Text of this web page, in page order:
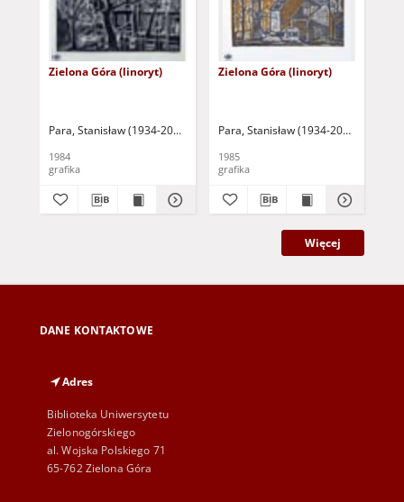
Zielona Góra (linoryt)
Para, Stanisław (1934-2010)
1984
grafika
Zielona Góra (linoryt)
Para, Stanisław (1934-2010)
1985
grafika
Więcej
DANE KONTAKTOWE
Adres
Biblioteka Uniwersytetu
Zielonogórskiego
al. Wojska Polskiego 71
65-762 Zielona Góra